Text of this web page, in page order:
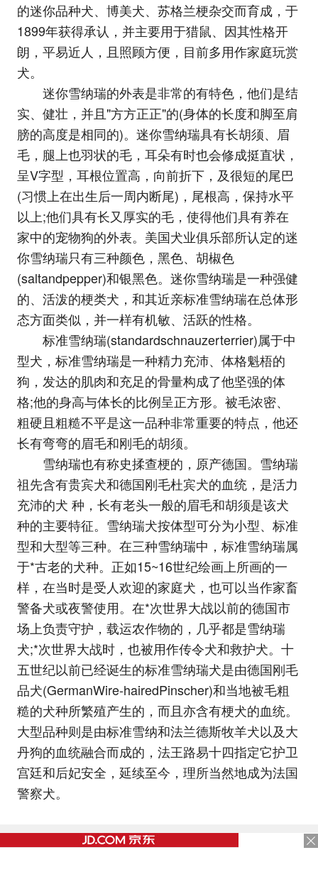
的迷你品种犬、博美犬、苏格兰梗杂交而育成，于
1899年获得承认，并主要用于猎鼠、因其性格开
朗，平易近人，且照顾方便，目前多用作家庭玩赏
犬。
迷你雪纳瑞的外表是非常的有特色，他们是结
实、健壮，并且"方方正正"的(身体的长度和脚至肩
膀的高度是相同的)。迷你雪纳瑞具有长胡须、眉
毛，腿上也羽状的毛，耳朵有时也会修成挺直状，
呈V字型，耳根位置高，向前折下，及很短的尾巴
(习惯上在出生后一周内断尾)，尾根高，保持水平
以上;他们具有长又厚实的毛，使得他们具有养在
家中的宠物狗的外表。美国犬业俱乐部所认定的迷
你雪纳瑞只有三种颜色，黑色、胡椒色
(saltandpepper)和银黑色。迷你雪纳瑞是一种强健
的、活泼的梗类犬，和其近亲标准雪纳瑞在总体形
态方面类似，并一样有机敏、活跃的性格。
标准雪纳瑞(standardschnauzerterrier)属于中
型犬，标准雪纳瑞是一种精力充沛、体格魁梧的
狗，发达的肌肉和充足的骨量构成了他坚强的体
格;他的身高与体长的比例呈正方形。被毛浓密、
粗硬且粗糙不平是这一品种非常重要的特点，他还
长有弯弯的眉毛和刚毛的胡须。
雪纳瑞也有称史揉查梗的，原产德国。雪纳瑞
祖先含有贵宾犬和德国刚毛杜宾犬的血统，是活力
充沛的犬 种，长有老头一般的眉毛和胡须是该犬
种的主要特征。雪纳瑞犬按体型可分为小型、标准
型和大型等三种。在三种雪纳瑞中，标准雪纳瑞属
于*古老的犬种。正如15~16世纪绘画上所画的一
样，在当时是受人欢迎的家庭犬，也可以当作家畜
警备犬或夜警使用。在*次世界大战以前的德国市
场上负责守护，载运农作物的，几乎都是雪纳瑞
犬;*次世界大战时，也被用作传令犬和救护犬。十
五世纪以前已经诞生的标准雪纳瑞犬是由德国刚毛
品犬(GermanWire-hairedPinscher)和当地被毛粗
糙的犬种所繁殖产生的，而且亦含有梗犬的血统。
大型品种则是由标准雪纳和法兰德斯牧羊犬以及大
丹狗的血统融合而成的，法王路易十四指定它护卫
宫廷和后妃安全，延续至今，理所当然地成为法国
警察犬。